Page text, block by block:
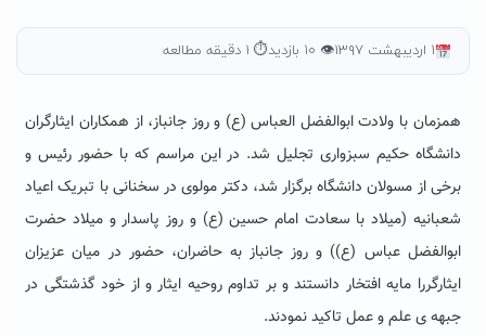
۱ اردیبهشت ۱۳۹۷ 👁 ۱۰ بازدید ⏱ ۱ دقیقه مطالعه
همزمان با ولادت ابوالفضل العباس (ع) و روز جانباز، از همکاران ایثارگران
دانشگاه حکیم سبزواری تجلیل شد. در این مراسم که با حضور رئیس و
برخی از مسولان دانشگاه برگزار شد، دکتر مولوی در سخنانی با تبریک اعیاد
شعبانیه (میلاد با سعادت امام حسین (ع) و روز پاسدار و میلاد حضرت
ابوالفضل عباس (ع)) و روز جانباز به حاضران، حضور در میان عزیزان
ایثارگررا مایه افتخار دانستند و بر تداوم روحیه ایثار و از خود گذشتگی در
جبهه ی علم و عمل تاکید نمودند.